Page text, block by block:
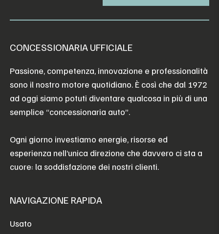
CONCESSIONARIA UFFICIALE
Passione, competenza, innovazione e professionalità
sono il nostro motore quotidiano. È così che dal 1972
ad oggi siamo potuti diventare qualcosa in più di una
semplice “concessionaria auto”.
Ogni giorno investiamo energie, risorse ed
esperienza nell’unica direzione che davvero ci sta a
cuore: la soddisfazione dei nostri clienti.
NAVIGAZIONE RAPIDA
Usato